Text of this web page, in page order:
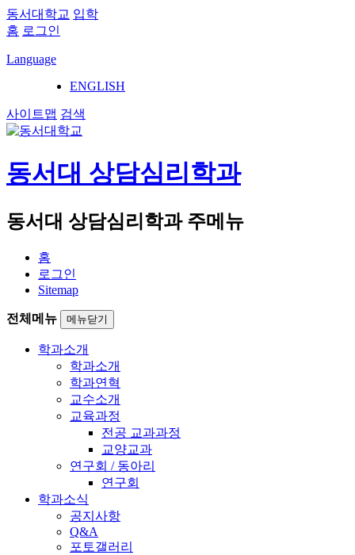
동서대학교 입학
홈 로그인
Language
ENGLISH
사이트맵 검색
동서대 상담심리학과
동서대 상담심리학과 주메뉴
홈
로그인
Sitemap
전체메뉴 메뉴닫기
학과소개
학과소개
학과연혁
교수소개
교육과정
전공 교과과정
교양교과
연구회 / 동아리
연구회
학과소식
공지사항
Q&A
포토갤러리